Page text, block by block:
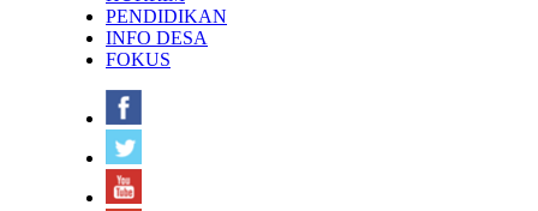
PENDIDIKAN
INFO DESA
FOKUS